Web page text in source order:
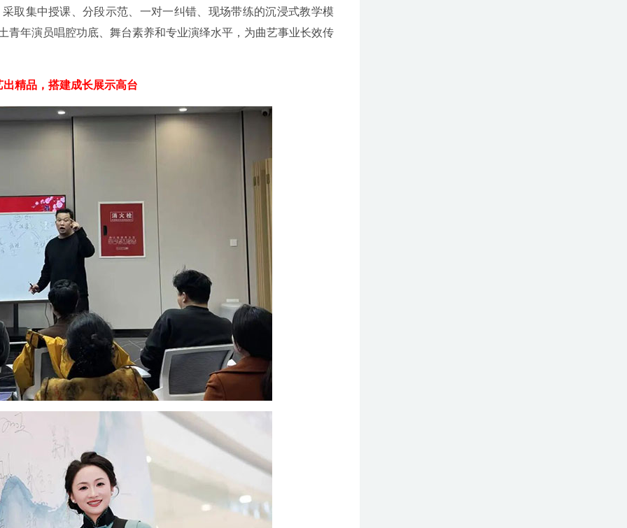
取集中授课、分段示范、一对一纠错、现场带练的沉浸式教学模
青年演员唱腔功底、舞台素养和专业演绎水平，为曲艺事业长效传
出精品，搭建成长展示高台